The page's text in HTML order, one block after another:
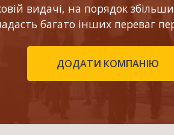
видачі, на порядок
багато інших переваг
ДОДАТИ КОМПАНІЮ